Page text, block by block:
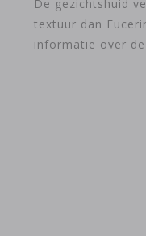
De gezichtshuid
textuur dan
informatie over